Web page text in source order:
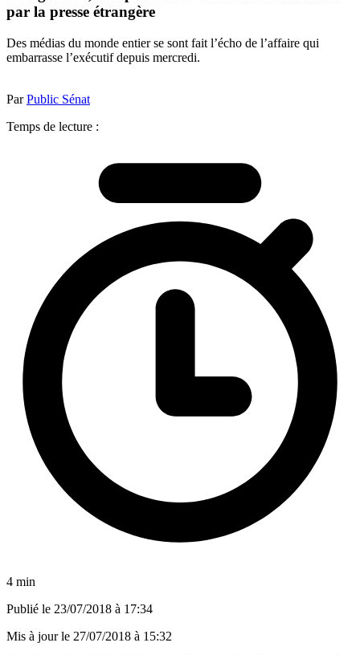
par la presse étrangère
Des médias du monde entier se sont fait l’écho de l’affaire qui
embarrasse l’exécutif depuis mercredi.
ParPublic Sénat
Temps de lecture :
4 min
Publié le 23/07/2018 à 17:34
Mis à jour le 27/07/2018 à 15:32